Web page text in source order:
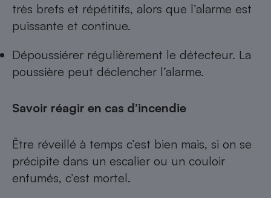
très brefs et répétitifs, alors que l’alarme est
puissante et continue.
Dépoussiérer régulièrement le détecteur. La
poussière peut déclencher l’alarme.
Savoir réagir en cas d’incendie
Être réveillé à temps c’est bien mais, si on se
précipite dans un escalier ou un couloir
enfumés, c’est mortel.